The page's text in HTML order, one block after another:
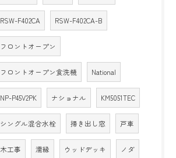
RSW-F402CA RSW-F402CA-B
フロントオープン
フロントオープン食洗機 National
NP-P45V2PK ナショナル KM5051TEC
シングル混合水栓 掃き出し窓 戸車
木工事 濡縁 ウッドデッキ ノダ